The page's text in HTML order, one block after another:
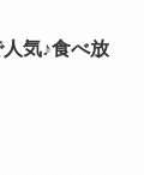
人気♪食べ放